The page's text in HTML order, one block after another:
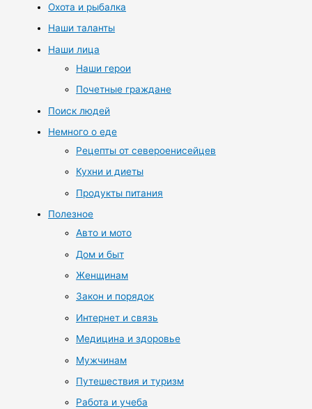
Охота и рыбалка
Наши таланты
Наши лица
Наши герои
Почетные граждане
Поиск людей
Немного о еде
Рецепты от североенисейцев
Кухни и диеты
Продукты питания
Полезное
Авто и мото
Дом и быт
Женщинам
Закон и порядок
Интернет и связь
Медицина и здоровье
Мужчинам
Путешествия и туризм
Работа и учеба